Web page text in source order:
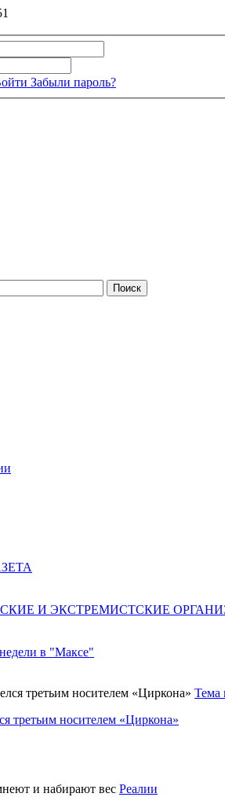
Забыли пароль?
И ЭКСТРЕМИСТСКИЕ
в "Максе"
Тема
третьим носителем «Циркона»
Реалии